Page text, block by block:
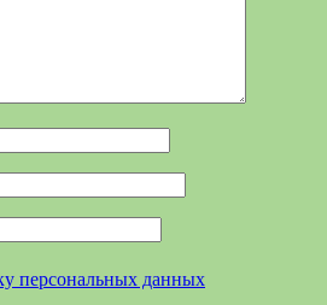
персональных данных